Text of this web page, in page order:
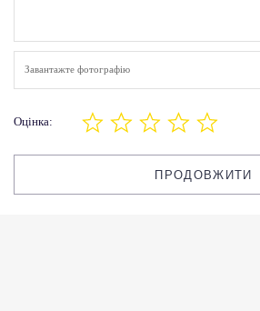
Завантажте фотографію
Оцінка:
ПРОДОВЖИТИ